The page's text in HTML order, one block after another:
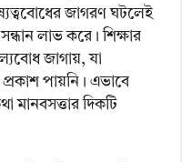
জাগরণ ঘটলেই
লাভ করে। শিক্ষার
জাগায়, যা
প্রকাশ পায়নি। এভাবে
মানবসত্তার দিকটি